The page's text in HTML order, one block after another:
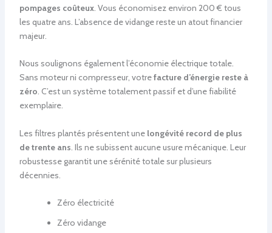
pompages coûteux. Vous économisez environ 200 € tous
les quatre ans. L’absence de vidange reste un atout financier
majeur.
Nous soulignons également l’économie électrique totale.
Sans moteur ni compresseur, votrefacture d’énergie reste à
zéro. C’est un système totalement passif et d’une fiabilité
exemplaire.
Les filtres plantés présentent une longévité record de plus
de trente ans . Ils ne subissent aucune usure mécanique. Leur
robustesse garantit une sérénité totale sur plusieurs
décennies.
Zéro électricité
Zéro vidange